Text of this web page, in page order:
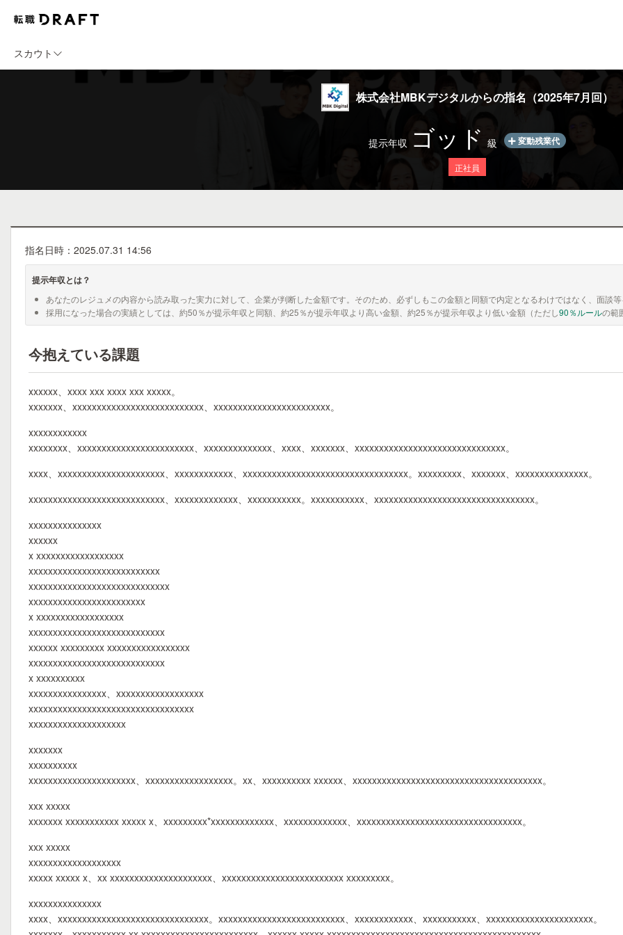
スカウト
株式会社MBKデジタルからの指名（2025年7月回）
提示年収 ゴッド 級 変動残業代
正社員
指名日時：2025.07.31 14:56
提示年収とは？
あなたのレジュメの内容から読み取った実力に対して、企業が判断した金額です。そのため、必ずしもこの金額と同額で内定となるわけではなく、面談等
採用になった場合の実績としては、約50％が提示年収と同額、約25％が提示年収より高い金額、約25％が提示年収より低い金額（ただし90％ルールの範
今抱えている課題
xxxxxx、xxxx xxx xxxx xxx xxxxx。
xxxxxxx、xxxxxxxxxxxxxxxxxxxxxxxxxxx、xxxxxxxxxxxxxxxxxxxxxxxx。
xxxxxxxxxxxx
xxxxxxxx、xxxxxxxxxxxxxxxxxxxxxxxx、xxxxxxxxxxxxxx、xxxx、xxxxxxx、xxxxxxxxxxxxxxxxxxxxxxxxxxxxxxx。
xxxx、xxxxxxxxxxxxxxxxxxxxxx、xxxxxxxxxxxx、xxxxxxxxxxxxxxxxxxxxxxxxxxxxxxxxxx。xxxxxxxxx、xxxxxxx、xxxxxxxxxxxxxxx。
xxxxxxxxxxxxxxxxxxxxxxxxxxxx、xxxxxxxxxxxxx、xxxxxxxxxxx。xxxxxxxxxxx、xxxxxxxxxxxxxxxxxxxxxxxxxxxxxxxxx。
xxxxxxxxxxxxxxx
xxxxxx
x xxxxxxxxxxxxxxxxxx
xxxxxxxxxxxxxxxxxxxxxxxxxxx
xxxxxxxxxxxxxxxxxxxxxxxxxxxxx
xxxxxxxxxxxxxxxxxxxxxxxx
x xxxxxxxxxxxxxxxxxx
xxxxxxxxxxxxxxxxxxxxxxxxxxxx
xxxxxx xxxxxxxxx xxxxxxxxxxxxxxxxx
xxxxxxxxxxxxxxxxxxxxxxxxxxxx
x xxxxxxxxxx
xxxxxxxxxxxxxxxx、xxxxxxxxxxxxxxxxxx
xxxxxxxxxxxxxxxxxxxxxxxxxxxxxxxxxx
xxxxxxxxxxxxxxxxxxxx
xxxxxxx
xxxxxxxxxx
xxxxxxxxxxxxxxxxxxxxxx、xxxxxxxxxxxxxxxxxx。xx、xxxxxxxxxx xxxxxx、xxxxxxxxxxxxxxxxxxxxxxxxxxxxxxxxxxxxxxx。
xxx xxxxx
xxxxxxx xxxxxxxxxxx xxxxx x、xxxxxxxxx*xxxxxxxxxxxxx、xxxxxxxxxxxxx、xxxxxxxxxxxxxxxxxxxxxxxxxxxxxxxxxx。
xxx xxxxx
xxxxxxxxxxxxxxxxxxx
xxxxx xxxxx x、xx xxxxxxxxxxxxxxxxxxxxx、xxxxxxxxxxxxxxxxxxxxxxxxx xxxxxxxxx。
xxxxxxxxxxxxxxx
xxxx、xxxxxxxxxxxxxxxxxxxxxxxxxxxxxxx。xxxxxxxxxxxxxxxxxxxxxxxxxx、xxxxxxxxxxxx、xxxxxxxxxxx、xxxxxxxxxxxxxxxxxxxxxx。